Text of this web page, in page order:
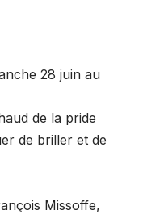
28 juin au
de la pride
de briller et de
Missoffe,